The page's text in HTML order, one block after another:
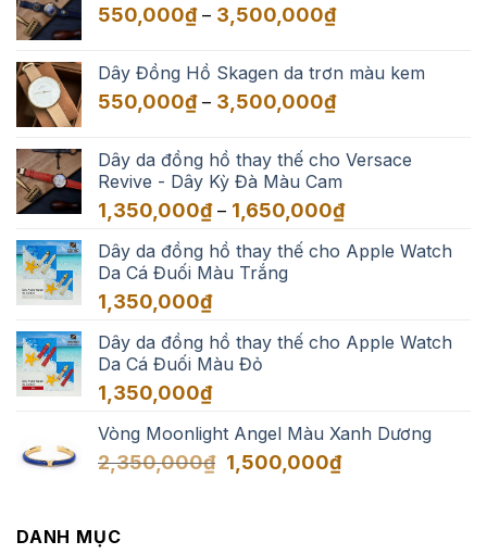
đến
550,000₫ – 3,500,000₫Khoảng
550,000₫
đến
Dây Đồng Hồ Skagen da trơn màu kem
550,000₫ – 3,500,000₫Khoảng
550,000₫
đến
3,500,000₫
Dây da đồng hồ thay thế cho Versace
Revive - Dây Kỳ Đà Màu Cam
1,350,000₫ – 1,650,000₫Khoảng
từ
Dây da đồng hồ thay thế cho Apple Watch
Da Cá Đuối Màu Trắng
1,350,000₫
Dây da đồng hồ thay thế cho Apple Watch
Da Cá Đuối Màu Đỏ
1,350,000₫
Vòng Moonlight Angel Màu Xanh Dương
2,350,000₫ Giá
1,500,000₫Giá
DANH MỤC